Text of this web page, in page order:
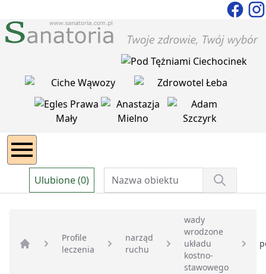
Ulubione (0)
Strona główna
Profile
leczenia
narząd
ruchu
wady
wrodzone
układu
kostno-
stawowego